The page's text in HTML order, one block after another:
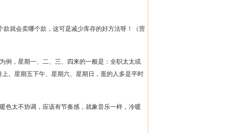
就会卖哪个款，这可是减少库存的好方法呀！（营
例，星期一、二、三、四来的一般是：全职太太或
。星期五下午、星期六、星期日，逛的人多是平时
色太不协调，应该有节奏感，就象音乐一样，冷暖